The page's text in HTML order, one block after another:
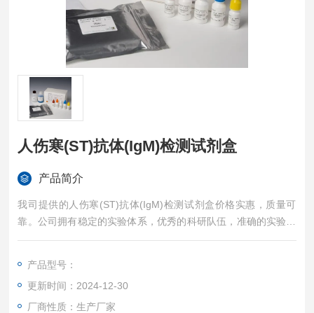
人伤寒(ST)抗体(IgM)检测试剂盒
产品简介
我司提供的人伤寒(ST)抗体(IgM)检测试剂盒价格实惠，质量可
靠。公司拥有稳定的实验体系，优秀的科研队伍，准确的实验结
果，是您值得信赖的合作伙伴，凡购买我司的试剂盒产品都可提
产品型号：
更新时间：2024-12-30
厂商性质：生产厂家